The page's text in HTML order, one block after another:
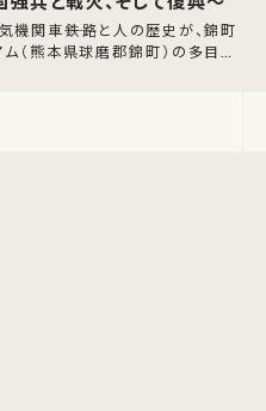
機関車――鉄路と人の歴史が、錦町
（熊本県球磨郡錦町）の多目的